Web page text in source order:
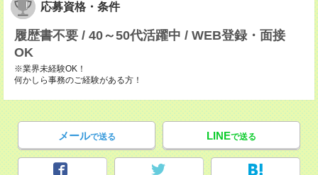
応募資格・条件
履歴書不要 / 40～50代活躍中 / WEB登録・面接
OK
※業界未経験OK！
何かしら事務のご経験がある方！
メールで送る LINEで送る